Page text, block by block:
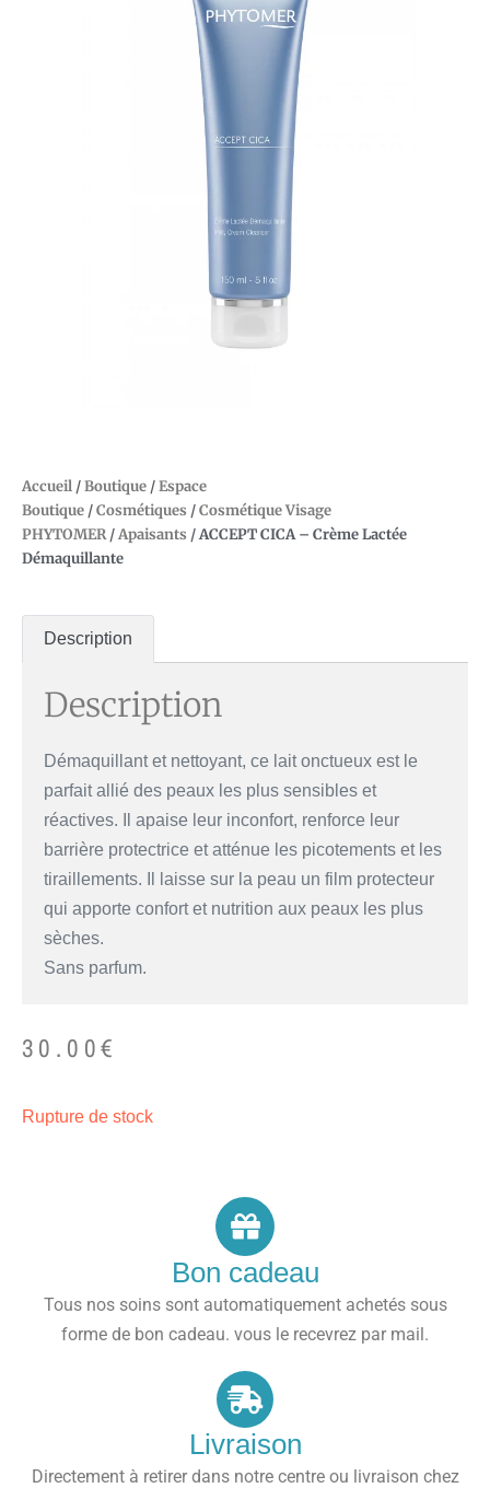
Accueil /Boutique /Espace
Boutique /Cosmétiques /Cosmétique Visage
PHYTOMER/Apaisants / ACCEPT CICA – Crème Lactée
Démaquillante
Description
Description
Démaquillant et nettoyant, ce lait onctueux est le
parfait allié des peaux les plus sensibles et
réactives. Il apaise leur inconfort, renforce leur
barrière protectrice et atténue les picotements et les
tiraillements. Il laisse sur la peau un film protecteur
qui apporte confort et nutrition aux peaux les plus
sèches.
Sans parfum.
30.00€
Rupture de stock
Bon cadeau
Tous nos soins sont automatiquement achetés sous
forme de bon cadeau. vous le recevrez par mail.
Livraison
Directement à retirer dans notre centre ou livraison chez